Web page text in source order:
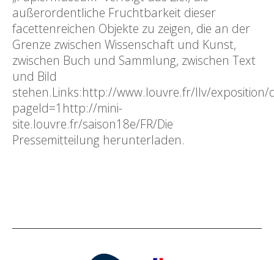
außerordentliche Fruchtbarkeit dieser
facettenreichen Objekte zu zeigen, die an der
Grenze zwischen Wissenschaft und Kunst,
zwischen Buch und Sammlung, zwischen Text
und Bild
stehen.Links:http://www.louvre.fr/llv/exposition/
pageId=1http://mini-
site.louvre.fr/saison18e/FR/Die
Pressemitteilung herunterladen.